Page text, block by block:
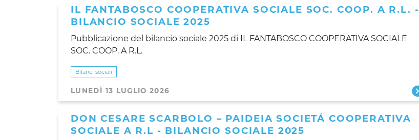
IL FANTABOSCO COOPERATIVA SOCIALE SOC. COOP. A R.L. -
BILANCIO SOCIALE 2025
Pubblicazione del bilancio sociale 2025 di IL FANTABOSCO COOPERATIVA SOCIALE
SOC. COOP. A R.L.
Bilanci sociali
LUNEDÌ 13 LUGLIO 2026
DON CESARE SCARBOLO – PAIDEIA SOCIETÁ COOPERATIVA
SOCIALE A R.L - BILANCIO SOCIALE 2025